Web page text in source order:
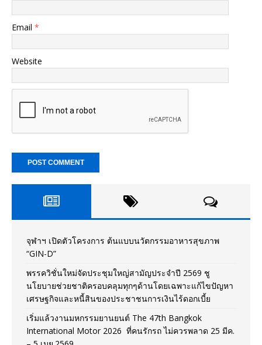
Email *
Website
จุฬาฯ เปิดตัวโครงการ ต้นแบบนวัตกรรมอาหารสุขภาพ
“GIN-D”
พรรควิชั่นใหม่จัดประชุมใหญ่สามัญประจำปี 2569 ชู
นโยบายช่วยชาติครอบคลุมทุกๆด้านโดยเฉพาะแก้ไขปัญหา
เศรษฐกิจและหนี้สินของประชาชนการเงินไร้ดอกเบี้ย
เริ่มแล้วงานมหกรรมยานยนต์ The 47th Bangkok
International Motor 2026 ที่คนรักรถ ไม่ควรพลาด 25 มีค.